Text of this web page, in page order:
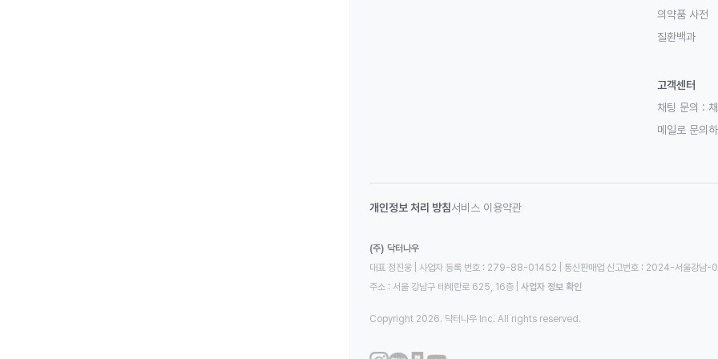
의약품 사전
질환백과
고객센터
채팅 문의 :
메일로 문의하
개인정보 처리 방침서비스 이용약관
(주) 닥터나우
대표 정진웅 | 사업자 등록 번호 : 279-88-01452 | 통신판매업 신고번호 : 2024-서울강남
주소 : 서울 강남구 테헤란로 625, 16층
사업자 정보 확인
Copyright 2026. 닥터나우 Inc. All rights reserved.